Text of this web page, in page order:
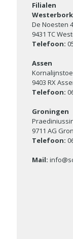
Filialen
Westerbork
De Noesten
9431 TC
Telefoon:
Assen
9403 RX
Telefoon:
Groningen
9711 AG
Telefoon:
Mail: